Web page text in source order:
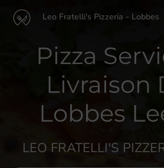
Leo Fratelli's Pizzeria - Lobbes
Pizza
Livraison
Lobbes
LEO FRATELLI'S